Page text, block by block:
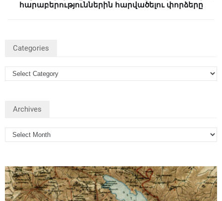
հարաբերություններին հարվածելու փորձերը
Categories
Archives